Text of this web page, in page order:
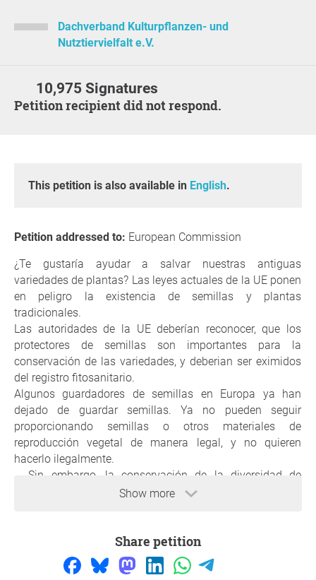
Dachverband Kulturpflanzen- und
Nutztiervielfalt e.V.
10,975 Signatures
Petition recipient did not respond.
This petition is also available in English.
Show more
Petition addressed to: European Commission
¿Te gustaría ayudar a salvar nuestras antiguas
variedades de plantas? Las leyes actuales de la UE ponen
en peligro la existencia de semillas y plantas
tradicionales.
Las autoridades de la UE deberían reconocer, que los
protectores de semillas son importantes para la
conservación de las variedades, y deberian ser eximidos
del registro fitosanitario.
Algunos guardadores de semillas en Europa ya han
dejado de guardar semillas. Ya no pueden seguir
proporcionando semillas o otros materiales de
reproducción vegetal de manera legal, y no quieren
hacerlo ilegalmente.
Sin embargo, la conservación de la diversidad de
plantas cultivadas en la mayoría de los países europeos
intención de controlar la propagación de plagas de
plantas al permitir que las Oficinas de Sanidad Vegetal
busquen virus, bacterias, hongos o insectos en todas
Share petition